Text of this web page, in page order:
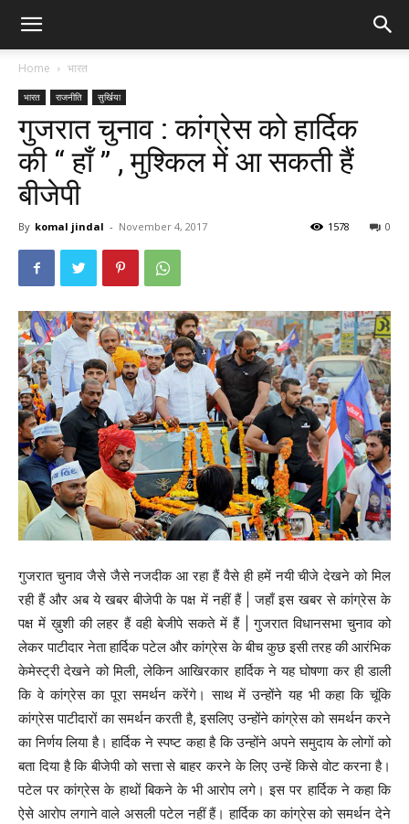
Home भारत
भारत राजनीति सुर्खिया
गुजरात चुनाव : कांग्रेस को हार्दिक
की “ हाँ ” , मुश्किल में आ सकती हैं
बीजेपी
By komal jindal - November 4, 2017 0
1578
गुजरात चुनाव जैसे जैसे नजदीक आ रहा हैं वैसे ही हमें नयी चीजे देखने को मिल
रही हैं और अब ये खबर बीजेपी के पक्ष में नहीं हैं | जहाँ इस खबर से कांग्रेस के
पक्ष में ख़ुशी की लहर हैं वही बेजीपे सकते में हैं | गुजरात विधानसभा चुनाव को
लेकर पाटीदार नेता हार्दिक पटेल और कांग्रेस के बीच कुछ इसी तरह की आरंभिक
केमेस्ट्री देखने को मिली, लेकिन आखिरकार हार्दिक ने यह घोषणा कर ही डाली
कि वे कांग्रेस का पूरा समर्थन करेंगे। साथ में उन्होंने यह भी कहा कि चूंकि
कांग्रेस पाटीदारों का समर्थन करती है, इसलिए उन्होंने कांग्रेस को समर्थन करने
का निर्णय लिया है। हार्दिक ने स्पष्ट कहा है कि उन्होंने अपने समुदाय के लोगों को
बता दिया है कि बीजेपी को सत्ता से बाहर करने के लिए उन्हें किसे वोट करना है।
पटेल पर कांग्रेस के हाथों बिकने के भी आरोप लगे। इस पर हार्दिक ने कहा कि
ऐसे आरोप लगाने वाले असली पटेल नहीं हैं। हार्दिक का कांग्रेस को समर्थन देने